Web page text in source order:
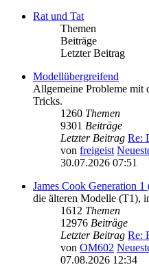
Rat und Tat
Themen
Beiträge
Letzter Beitrag
Modellübergreifend
Allgemeine Probleme mit
Tricks.
1260 Themen
9301 Beiträge
Letzter Beitrag Re:
von freigeist
30.07.2026 07:51
James Cook Generation
die älteren Modelle (T1),
1612 Themen
12976 Beiträge
Letzter Beitrag Re:
von OM602
07.08.2026 12:34